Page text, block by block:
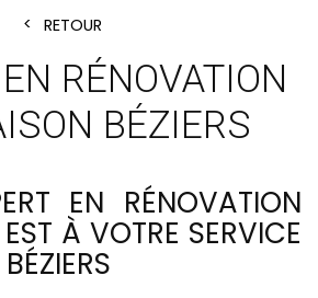
RETOUR
RÉNOVATION
BÉZIERS
EN RÉNOVATION
À VOTRE SERVICE